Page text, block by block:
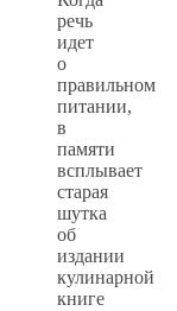
речь
идет
о
правильном
питании,
в
памяти
всплывает
старая
шутка
об
издании
кулинарной
книге